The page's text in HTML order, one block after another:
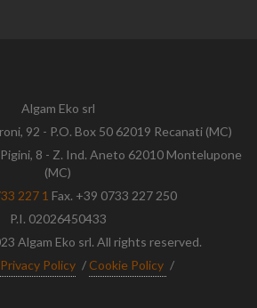
Algam Eko srl
92 - P.O. Box 50 62019 Recanati (MC)
8 - Z. Ind. Aneto 62010 Montelupone
(MC)
227 1 Fax. +39 0733 227 250
P.I. 02026450433
Algam Eko srl. All rights reserved.
Privacy Policy / Cookie Policy /